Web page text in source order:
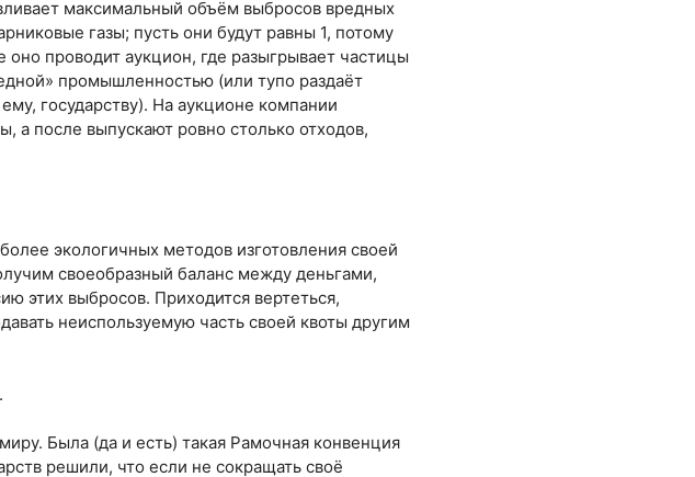
максимальный объём выбросов вредных
газы; пусть они будут равны 1, потому
проводит аукцион, где разыгрывает частицы
промышленностью (или тупо раздаёт
государству). На аукционе компании
а после выпускают ровно столько отходов,
экологичных методов изготовления своей
своеобразный баланс между деньгами,
этих выбросов. Приходится вертеться,
неиспользуемую часть своей квоты другим
Была (да и есть) такая Рамочная конвенция
решили, что если не сокращать своё